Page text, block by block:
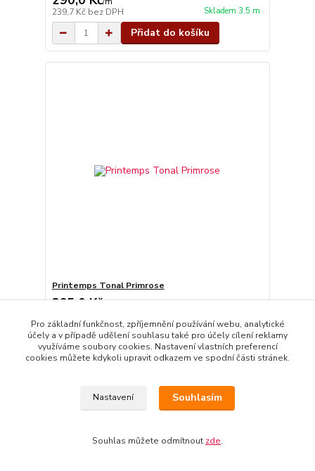
239,7 Kč bez DPH Skladem 3.5 m
Přidat do košíku
Printemps Tonal Primrose
295,0 Kč
Přidat do košíku
Načíst další produkty (32)
z 5další
Pro základní funkčnost, zpříjemnění používání webu, analytické
účely a v případě udělení souhlasu také pro účely cílení reklamy
využíváme soubory cookies. Nastavení vlastních preferencí
cookies můžete kdykoli upravit odkazem ve spodní části stránek.
Nastavení Souhlasím
Souhlas můžete odmítnout zde.